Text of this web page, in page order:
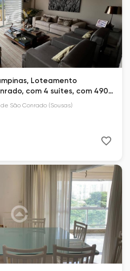
Loteamento
com 4 suítes, com 490
São Conrado (Sousas)